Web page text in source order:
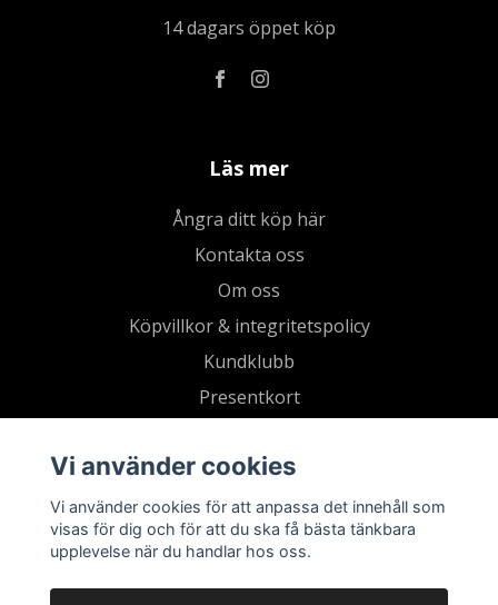
14 dagars öppet köp
Läs mer
Ångra ditt köp här
Kontakta oss
Om oss
Köpvillkor & integritetspolicy
Kundklubb
Presentkort
Vi använder cookies
Vi använder cookies för att anpassa det innehåll som
visas för dig och för att du ska få bästa tänkbara
upplevelse när du handlar hos oss.